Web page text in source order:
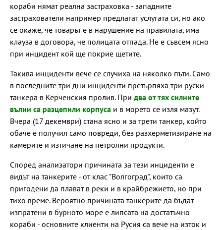
кораби нямат реална застраховка - западните
застрахователи например предлагат услугата си, но ако
се окаже, че товарът е в нарушение на правилата, има
клауза в договора, че полицата отпада. Не е съвсем ясно
при инцидент кой ще покрие щетите.
Такива инциденти вече се случиха на няколко пъти. Само
в последните три дни инциденти претърпяха три руски
танкера в Керченския пролив. При два от тях силните
вълни са разцепили корпуса и в морето се изля мазут.
Вчера (17 декември) стана ясно и за трети танкер, който
обаче е получил само повреди, без разхерметизиране на
камерите и изтичане на петролни продукти.
Според анализатори причината за тези инциденти е
видът на танкерите - от клас "Волгоград", които са
пригодени да плават в реки и в крайбрежието, но при
тихо време. Вероятно причината танкерите да бъдат
изпратени в бурното море е липсата на достатъчно
кораби - основните клиенти на Русия са вече на изток и